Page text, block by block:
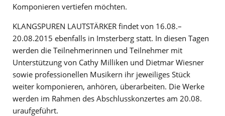
Komponieren vertiefen möchten.
KLANGSPUREN LAUTSTÄRKER findet von 16.08.–
20.08.2015 ebenfalls in Imsterberg statt. In diesen Tagen
werden die Teilnehmerinnen und Teilnehmer mit
Unterstützung von Cathy Milliken und Dietmar Wiesner
sowie professionellen Musikern ihr jeweiliges Stück
weiter komponieren, anhören, überarbeiten. Die Werke
werden im Rahmen des Abschlusskonzertes am 20.08.
uraufgeführt.